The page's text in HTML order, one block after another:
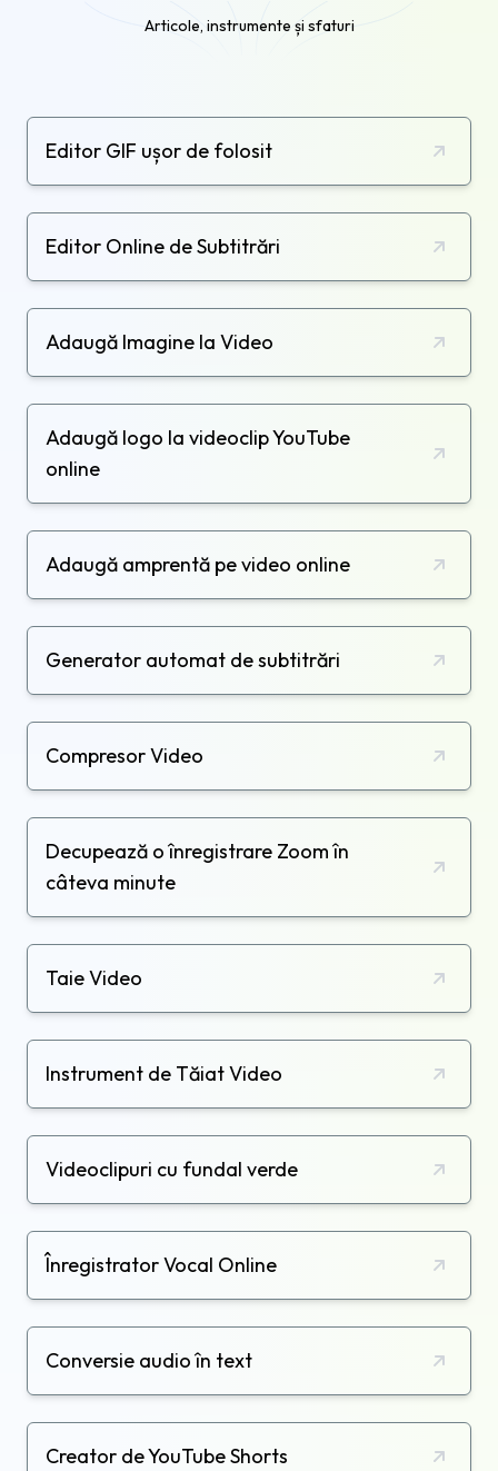
Articole, instrumente și sfaturi
Editor GIF ușor de folosit
Editor Online de Subtitrări
Adaugă Imagine la Video
Adaugă logo la videoclip YouTube
online
Adaugă amprentă pe video online
Generator automat de subtitrări
Compresor Video
Decupează o înregistrare Zoom în
câteva minute
Taie Video
Instrument de Tăiat Video
Videoclipuri cu fundal verde
Înregistrator Vocal Online
Conversie audio în text
Creator de YouTube Shorts